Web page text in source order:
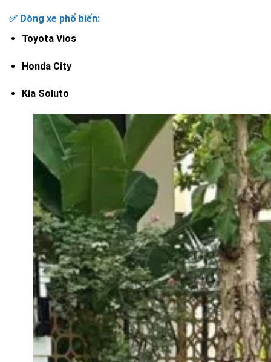
✅ Dòng xe phổ biến:
Toyota Vios
Honda City
Kia Soluto